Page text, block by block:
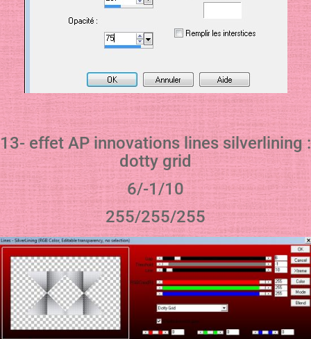
13- effet AP innovations lines silverlining :
dotty grid
6/-1/10
255/255/255